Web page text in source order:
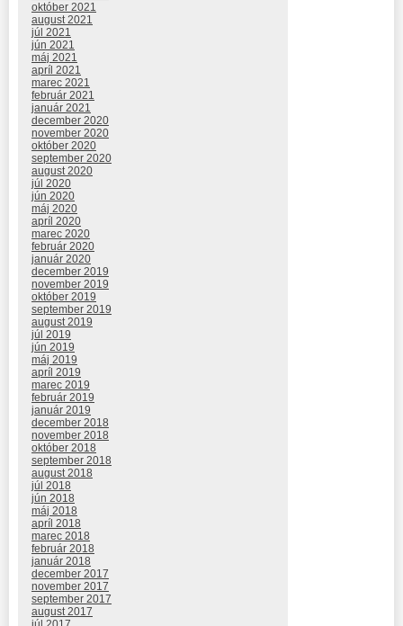
október 2021
august 2021
júl 2021
jún 2021
máj 2021
apríl 2021
marec 2021
február 2021
január 2021
december 2020
november 2020
október 2020
september 2020
august 2020
júl 2020
jún 2020
máj 2020
apríl 2020
marec 2020
február 2020
január 2020
december 2019
november 2019
október 2019
september 2019
august 2019
júl 2019
jún 2019
máj 2019
apríl 2019
marec 2019
február 2019
január 2019
december 2018
november 2018
október 2018
september 2018
august 2018
júl 2018
jún 2018
máj 2018
apríl 2018
marec 2018
február 2018
január 2018
december 2017
november 2017
september 2017
august 2017